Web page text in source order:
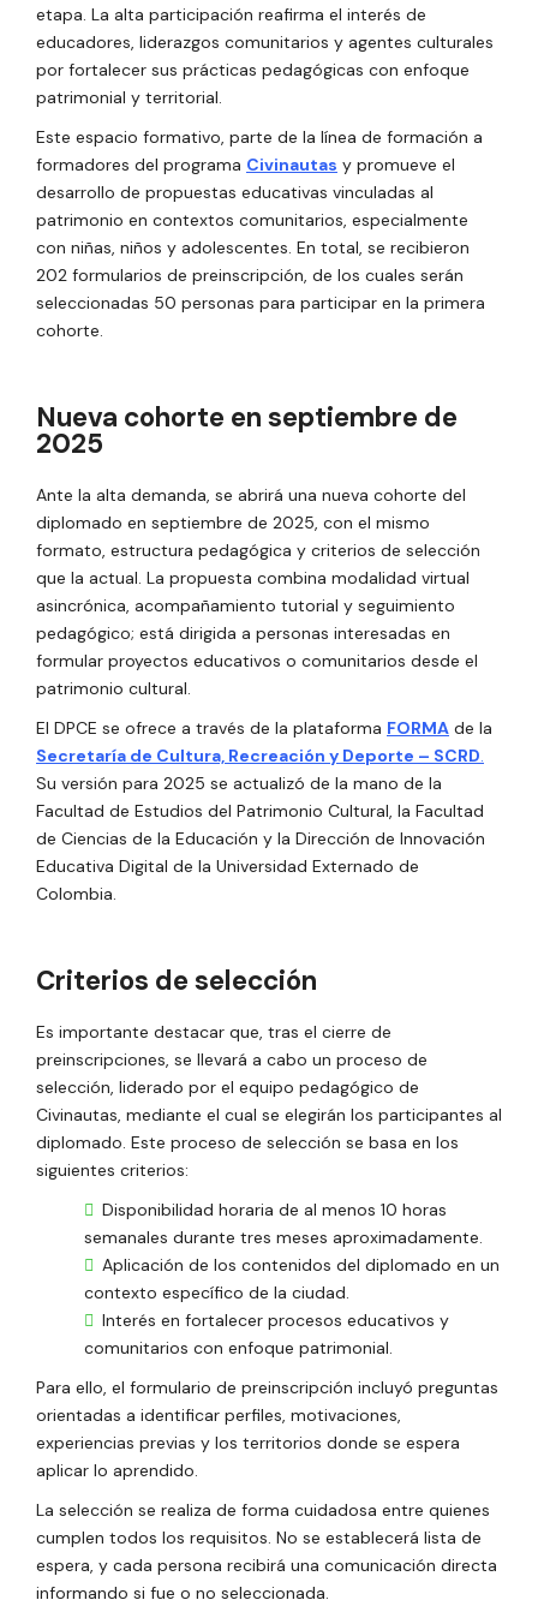
etapa. La alta participación reafirma el interés de
educadores, liderazgos comunitarios y agentes culturales
por fortalecer sus prácticas pedagógicas con enfoque
patrimonial y territorial.
Este espacio formativo, parte de la línea de formación a
formadores del programa Civinautas y promueve el
desarrollo de propuestas educativas vinculadas al
patrimonio en contextos comunitarios, especialmente
con niñas, niños y adolescentes. En total, se recibieron
202 formularios de preinscripción, de los cuales serán
seleccionadas 50 personas para participar en la primera
cohorte.
Nueva cohorte en septiembre de
2025
Ante la alta demanda, se abrirá una nueva cohorte del
diplomado en septiembre de 2025, con el mismo
formato, estructura pedagógica y criterios de selección
que la actual. La propuesta combina modalidad virtual
asincrónica, acompañamiento tutorial y seguimiento
pedagógico; está dirigida a personas interesadas en
formular proyectos educativos o comunitarios desde el
patrimonio cultural.
El DPCE se ofrece a través de la plataforma FORMA de la
Secretaría de Cultura, Recreación y Deporte – SCRD.
Su versión para 2025 se actualizó de la mano de la
Facultad de Estudios del Patrimonio Cultural, la Facultad
de Ciencias de la Educación y la Dirección de Innovación
Educativa Digital de la Universidad Externado de
Colombia.
Criterios de selección
Es importante destacar que, tras el cierre de
preinscripciones, se llevará a cabo un proceso de
selección, liderado por el equipo pedagógico de
Civinautas, mediante el cual se elegirán los participantes al
diplomado. Este proceso de selección se basa en los
siguientes criterios:
Disponibilidad horaria de al menos 10 horas
semanales durante tres meses aproximadamente.
Aplicación de los contenidos del diplomado en un
contexto específico de la ciudad.
Interés en fortalecer procesos educativos y
comunitarios con enfoque patrimonial.
Para ello, el formulario de preinscripción incluyó preguntas
orientadas a identificar perfiles, motivaciones,
experiencias previas y los territorios donde se espera
aplicar lo aprendido.
La selección se realiza de forma cuidadosa entre quienes
cumplen todos los requisitos. No se establecerá lista de
espera, y cada persona recibirá una comunicación directa
informando si fue o no seleccionada.